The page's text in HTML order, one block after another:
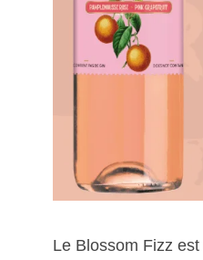
Le Blossom Fizz